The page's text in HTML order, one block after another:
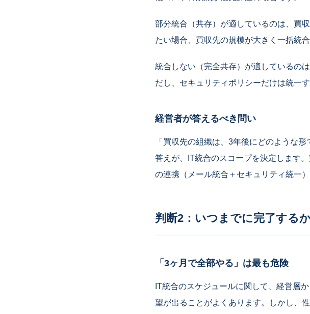
部分統合（共存）が適しているのは、買
たい場合、買収先の規模が大きく一括統
統合しない（完全共存）が適しているの
だし、セキュリティポリシーだけは統一
経営者が答えるべき問い
「買収先の組織は、3年後にどのような
答えが、IT統合のスコープを決定します
の連携（メール統合＋セキュリティ統一
判断2：いつまでに完了する
「3ヶ月で全部やる」は最も危険
IT統合のスケジュールに関して、経営層
望が出ることがよくあります。しかし、